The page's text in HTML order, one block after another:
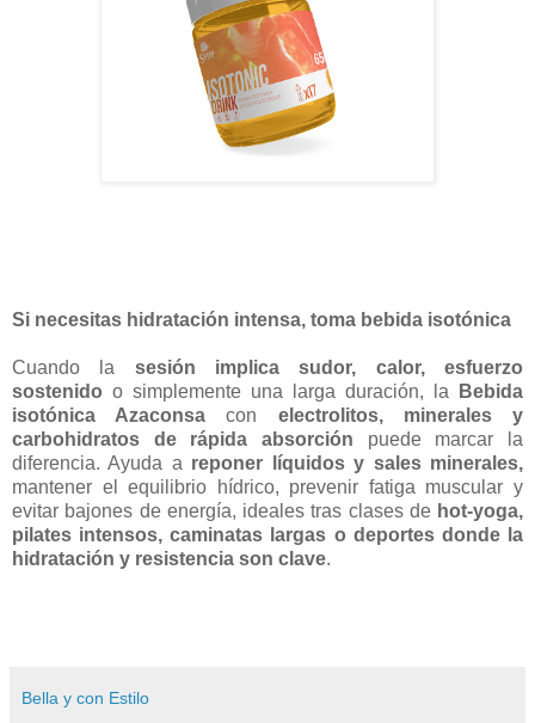
Si necesitas hidratación intensa, toma bebida isotónica
Cuando la sesión implica sudor, calor, esfuerzo
sostenido o simplemente una larga duración, la Bebida
isotónica Azaconsacon electrolitos, minerales y
carbohidratos de rápida absorción puede marcar la
diferencia. Ayuda a reponer líquidos y sales minerales,
mantener el equilibrio hídrico, prevenir fatiga muscular y
evitar bajones de energía, ideales tras clases de hot‑yoga,
pilates intensos, caminatas largas o deportes donde la
hidratación y resistencia son clave.
Bella y con Estilo